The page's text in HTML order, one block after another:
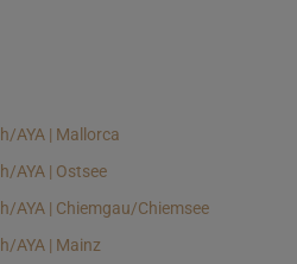
AYA | Mallorca
AYA | Ostsee
AYA | Chiemgau/Chiemsee
AYA | Mainz